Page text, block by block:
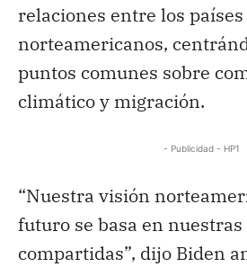
relaciones entre los países
norteamericanos,
puntos comunes sobre
climático y migración.
- Publicidad - HP1
“Nuestra visión
futuro se basa en
compartidas”, dijo Biden